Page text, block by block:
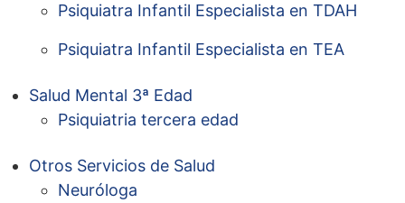
Psiquiatra Infantil Especialista en TDAH
Psiquiatra Infantil Especialista en TEA
Salud Mental 3ª Edad
Psiquiatria tercera edad
Otros Servicios de Salud
Neuróloga